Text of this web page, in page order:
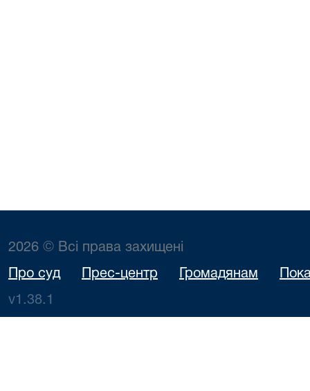
2026 © Всі права захищені
Про суд Прес-центр Громадянам
v1.38.1